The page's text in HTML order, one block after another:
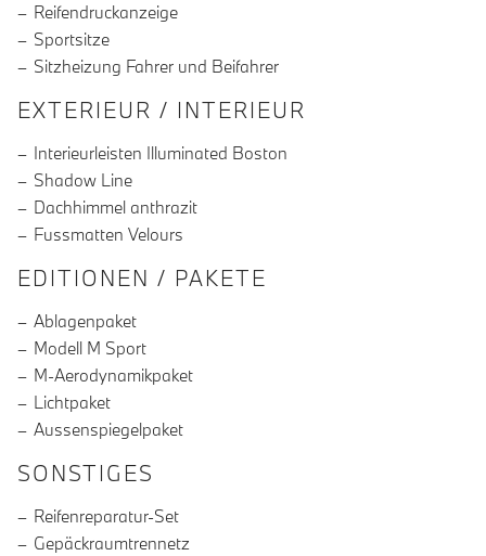
Reifendruckanzeige
Sportsitze
Sitzheizung Fahrer und Beifahrer
EXTERIEUR / INTERIEUR
Interieurleisten Illuminated Boston
Shadow Line
Dachhimmel anthrazit
Fussmatten Velours
EDITIONEN / PAKETE
Ablagenpaket
Modell M Sport
M-Aerodynamikpaket
Lichtpaket
Aussenspiegelpaket
SONSTIGES
Reifenreparatur-Set
Gepäckraumtrennetz